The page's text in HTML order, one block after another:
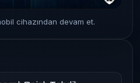
cihazından devam et.